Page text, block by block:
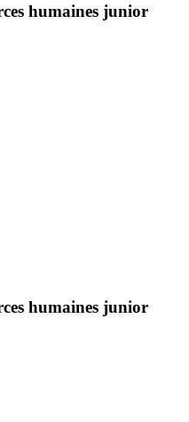
humaines junior
humaines junior